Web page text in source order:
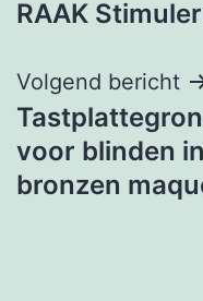
RAAK
Volgend bericht
voor blinden
bronzen